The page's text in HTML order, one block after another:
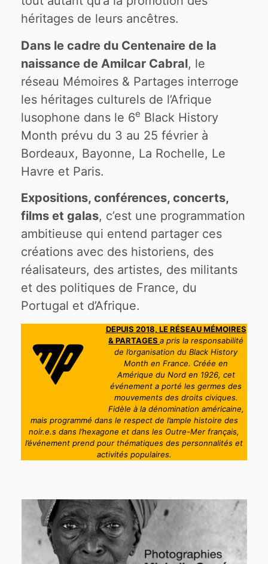
héritages de leurs ancêtres.
Dans le cadre du Centenaire de la
naissance de Amilcar Cabral, le
réseau Mémoires & Partages interroge
les héritages culturels de l’Afrique
lusophone dans le 6e Black History
Month prévu du 3 au 25 février à
Bordeaux, Bayonne, La Rochelle, Le
Havre et Paris.
Expositions, conférences, concerts,
films et galas, c’est une programmation
ambitieuse qui entend partager ces
créations avec des historiens, des
réalisateurs, des artistes, des militants
et des politiques de France, du
Portugal et d’Afrique.
DEPUIS 2018, LE RÉSEAU MÉMOIRES
& PARTAGES a pris la responsabilité
de l’organisation du Black History
Month en France. Créée en
Amérique du Nord en 1926, cet
événement a porté les germes des
mouvements des droits civiques.
Fidèle à la dénomination américaine,
mais programmé dans le respect de l’ample histoire des
noir.e.s dans l’hexagone et dans les Outre-Mer français,
l’événement prend pour thématiques des personnalités et
activités populaires.